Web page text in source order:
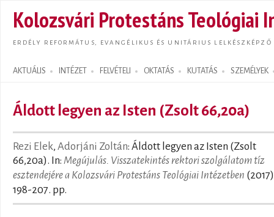
Kolozsvári Protestáns Teológiai
ERDÉLY REFORMÁTUS, EVANGÉLIKUS ÉS UNITÁRIUS LELKÉSZKÉPZŐ
AKTUÁLIS INTÉZET FELVÉTELI OKTATÁS KUTATÁS SZEMÉLYEK
Search form
Áldott legyen az Isten (Zsolt 66,20a)
Rezi Elek, Adorjáni Zoltán: Áldott legyen az Isten (Zsolt
66,20a). In: Megújulás. Visszatekintés rektori szolgálatom tíz
esztendejére a Kolozsvári Protestáns Teológiai Intézetben
198-207. pp.